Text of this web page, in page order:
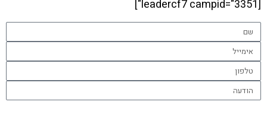
[leadercf7 campid="3351"]